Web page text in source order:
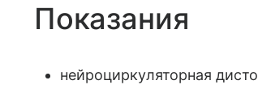
Показания
нейроциркуляторная